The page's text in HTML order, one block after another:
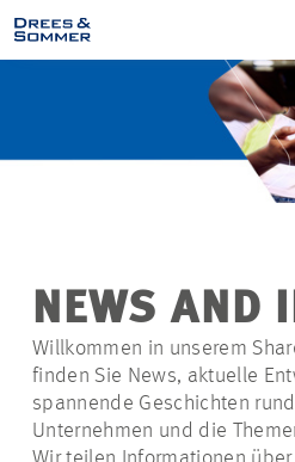
IM
NEWS AND
Willkommen in unserem
finden Sie News, aktuelle
spannende Geschichten
Unternehmen und die